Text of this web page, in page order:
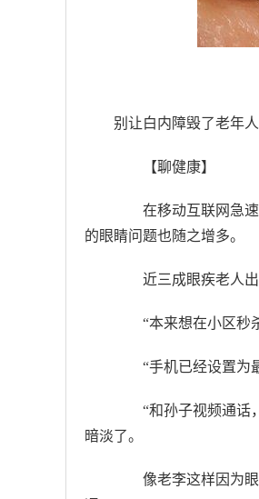
别让白内障毁了老年
【聊健康】
在移动互联网急速
的眼睛问题也随之增多。
近三成眼疾老人出
“本来想在小区秒杀
“手机已经设置为最
“和孙子视频通话，
暗淡了。
像老李这样因为眼